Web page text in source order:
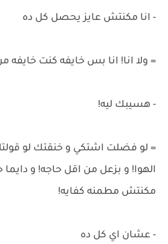
- انا مكنتش عايز يحصل كل ده
= ولا انا! انا بس خايفه كنت خايفه
- هسيبك ليه!
= لو فضلت اشتكي و خنقتك لو
الهوا! و بزعل من اقل حاجه! و
مكنتش مطمنه كفايه!
- عشان اي كل ده